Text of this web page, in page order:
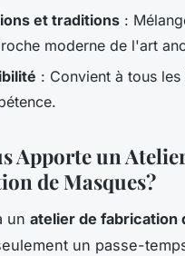
et traditions :
moderne de l'art
: Convient à tous
Apporte un
de Masques?
un atelier de fabrication
un passe-